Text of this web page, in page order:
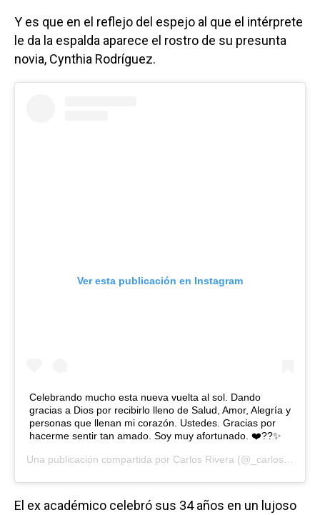
Y es que en el reflejo del espejo al que el intérprete
le da la espalda aparece el rostro de su presunta
novia, Cynthia Rodríguez.
Ver esta publicación en Instagram
Celebrando mucho esta nueva vuelta al sol. Dando
gracias a Dios por recibirlo lleno de Salud, Amor, Alegría y
personas que llenan mi corazón. Ustedes. Gracias por
hacerme sentir tan amado. Soy muy afortunado. ❤️??✨
Una publicación compartida por Carlos Rivera (@_carlosrivera) el
El ex académico celebró sus 34 años en un lujoso